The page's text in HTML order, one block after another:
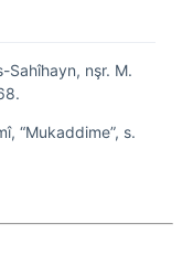
Sahîhayn, nşr. M.
“Mukaddime”, s.